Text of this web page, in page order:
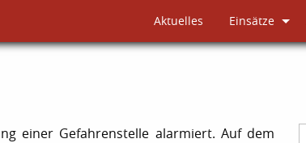
Aktuelles Einsätze
einer Gefahrenstelle alarmiert. Auf dem